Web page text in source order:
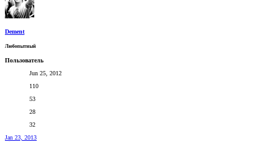
Dement
Любопытный
Пользователь
Jun 25, 2012
110
53
28
32
Jan 23, 2013